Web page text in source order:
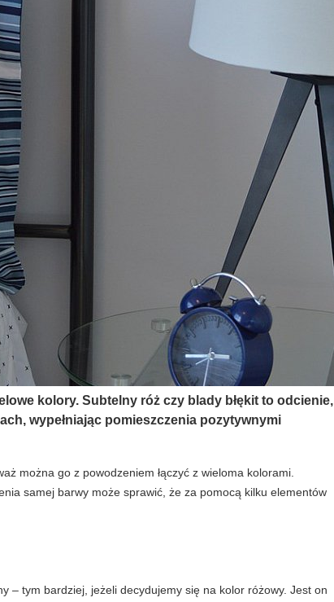
kolory. Subtelny róż czy blady błękit to odcienie,
wypełniając pomieszczenia pozytywnymi
można go z powodzeniem łączyć z wieloma kolorami.
samej barwy może sprawić, że za pomocą kilku elementów
– tym bardziej, jeżeli decydujemy się na kolor różowy. Jest on